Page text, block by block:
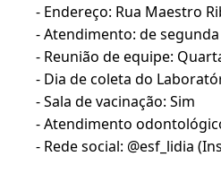
- Endereço: Rua Maestro
- Atendimento: de
- Reunião de equipe:
- Dia de coleta do
- Sala de vacinação: Sim
- Atendimento
- Rede social: @esf_lidia